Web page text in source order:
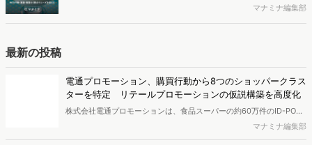
調査を実施しても、購買実態が不透明、新商品の受容性も判断しきれ
ポートとなっています。※本レポートは記事のフォームから無料でダ
ウンロードできます。
マナミナ編集部
最新の投稿
電通プロモーション、購買行動から8つのショッパークラス
ターを特定 リテールプロモーションの仮説構築を高度化
株式会社電通プロモーションは、食品スーパーの約60万件のID-POS
データと生活者の定性データをAIで分析し、購買行動の特徴に基づい
た8つのショッパークラスターを特定しました。これにより購買時点
マナミナ編集部